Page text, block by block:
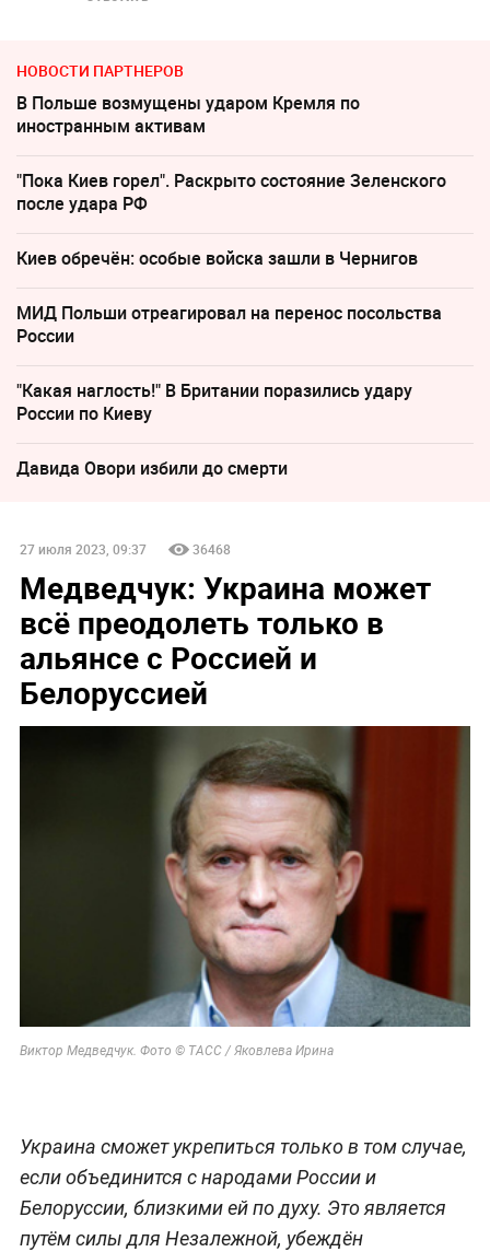
НОВОСТИ ПАРТНЕРОВ
В Польше возмущены ударом Кремля по
иностранным активам
"Пока Киев горел". Раскрыто состояние Зеленского
после удара РФ
Киев обречён: особые войска зашли в Чернигов
МИД Польши отреагировал на перенос посольства
России
"Какая наглость!" В Британии поразились удару
России по Киеву
Давида Овори избили до смерти
27 июля 2023, 09:37 36468
Медведчук: Украина может
всё преодолеть только в
альянсе с Россией и
Белоруссией
Виктор Медведчук. Фото © ТАСС / Яковлева Ирина
Украина сможет укрепиться только в том случае,
если объединится с народами России и
Белоруссии, близкими ей по духу. Это является
путём силы для Незалежной, убеждён